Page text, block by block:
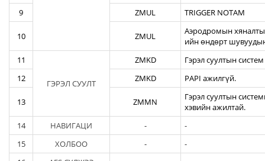
9
ZMUL TRIGGER NOTAM
10 ZMUL
Аэродромын
ийн өндөрт
11
ГЭРЭЛ СУУЛТ
ZMKD
Гэрэл суултын
12
ZMKD PAPI ажилгүй.
13 ZMMN
Гэрэл суултын
хэвийн ажилтай.
14
НАВИГАЦИ -
-
15
ХОЛБОО -
-